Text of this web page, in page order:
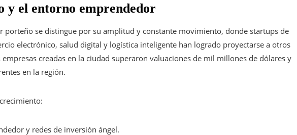
y el entorno emprendedor
porteño se distingue por su amplitud y constante movimiento, donde startups de
electrónico, salud digital y logística inteligente han logrado proyectarse a otros
creadas en la ciudad superaron valuaciones de mil millones de dólares y
en la región.
y redes de inversión ángel.